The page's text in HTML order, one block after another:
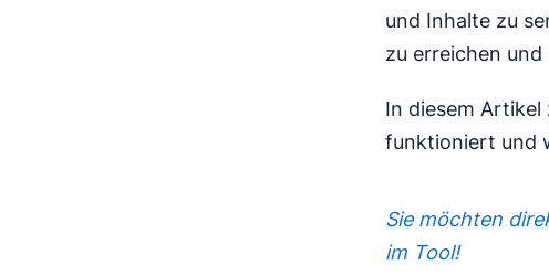
und Inhalte zu
zu erreichen
In diesem
funktioniert und
Sie möchten
im Tool!